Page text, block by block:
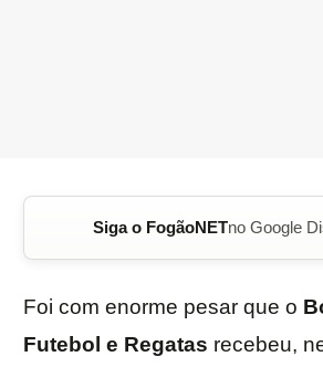
Siga o FogãoNETno Google
Foi com enorme pesar que o
Futebol e Regatas recebeu,